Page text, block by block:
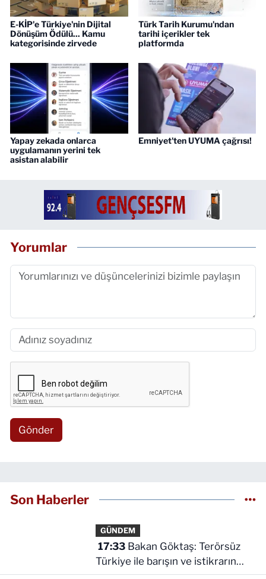
E-KİP'e Türkiye'nin Dijital
Dönüşüm Ödülü... Kamu
kategorisinde zirvede
Türk Tarih Kurumu'ndan
tarihi içerikler tek
platformda
Yapay zekada onlarca
uygulamanın yerini tek
asistan alabilir
Emniyet'ten UYUMA çağrısı!
Yorumlar
Gönder
Son Haberler
GÜNDEM
17:33Bakan Göktaş: Terörsüz
Türkiye ile barışın ve istikrarın